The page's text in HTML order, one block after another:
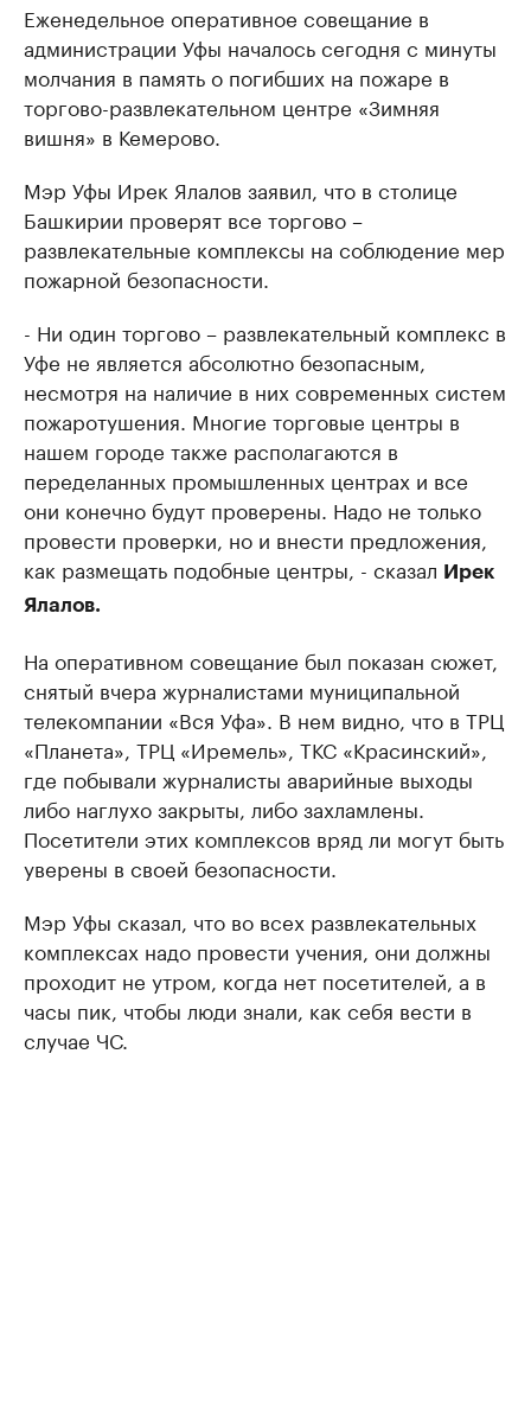
Еженедельное оперативное совещание в
администрации Уфы началось сегодня с минуты
молчания в память о погибших на пожаре в
торгово-развлекательном центре «Зимняя
вишня» в Кемерово.
Мэр Уфы Ирек Ялалов заявил, что в столице
Башкирии проверят все торгово –
развлекательные комплексы на соблюдение мер
пожарной безопасности.
- Ни один торгово – развлекательный комплекс в
Уфе не является абсолютно безопасным,
несмотря на наличие в них современных систем
пожаротушения. Многие торговые центры в
нашем городе также располагаются в
переделанных промышленных центрах и все
они конечно будут проверены. Надо не только
провести проверки, но и внести предложения,
как размещать подобные центры, - сказал Ирек
Ялалов.
На оперативном совещание был показан сюжет,
снятый вчера журналистами муниципальной
телекомпании «Вся Уфа». В нем видно, что в ТРЦ
«Планета», ТРЦ «Иремель», ТКС «Красинский»,
где побывали журналисты аварийные выходы
либо наглухо закрыты, либо захламлены.
Посетители этих комплексов вряд ли могут быть
уверены в своей безопасности.
Мэр Уфы сказал, что во всех развлекательных
комплексах надо провести учения, они должны
проходит не утром, когда нет посетителей, а в
часы пик, чтобы люди знали, как себя вести в
случае ЧС.